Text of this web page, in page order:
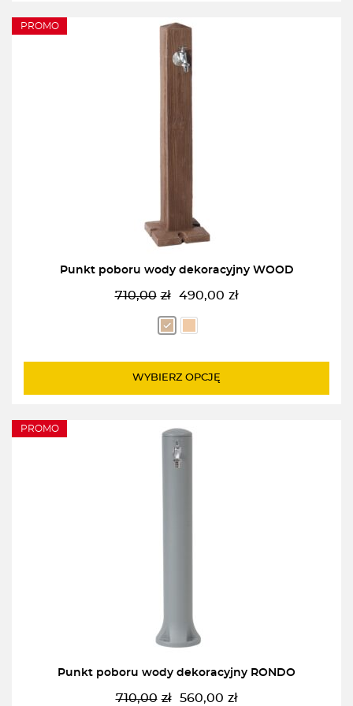
PROMO
Punkt poboru wody dekoracyjny WOOD
710,00 zł
Pierwotna
cena
wynosiła:
490,00 zł
Aktualna
cena
wynosi:
WYBIERZ OPCJĘ
PROMO
Punkt poboru wody dekoracyjny RONDO
710,00 zł 560,00 zł